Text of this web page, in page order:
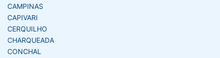
CAMPINAS
CAPIVARI
CERQUILHO
CHARQUEADA
CONCHAL